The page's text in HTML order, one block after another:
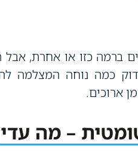
ברמה כזו או אחרת, אבל
כמה נוחה המצלמה
ארוכים.
– מה